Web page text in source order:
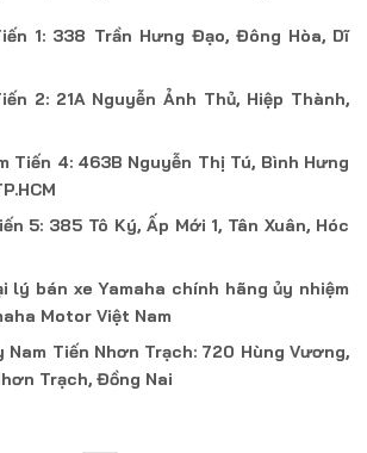
1: 338 Trần Hưng Đạo, Đông Hòa, Dĩ
2: 21A Nguyễn Ảnh Thủ, Hiệp Thành,
Tiến 4: 463B Nguyễn Thị Tú, Bình Hưng
5: 385 Tô Ký, Ấp Mới 1, Tân Xuân, Hóc
lý bán xe Yamaha chính hãng ủy nhiệm
Motor Việt Nam
Nam Tiến Nhơn Trạch: 720 Hùng Vương,
Trạch, Đồng Nai